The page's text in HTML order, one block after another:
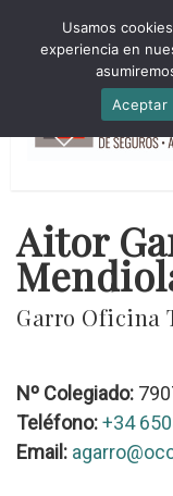
HORARIO INVIERNO
688.889.170
Aitor
Garro Oficina
Nº Colegiado:
Teléfono:+34
Email:
Usamos
experiencia en
Aceptar